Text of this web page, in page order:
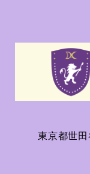
東京都世